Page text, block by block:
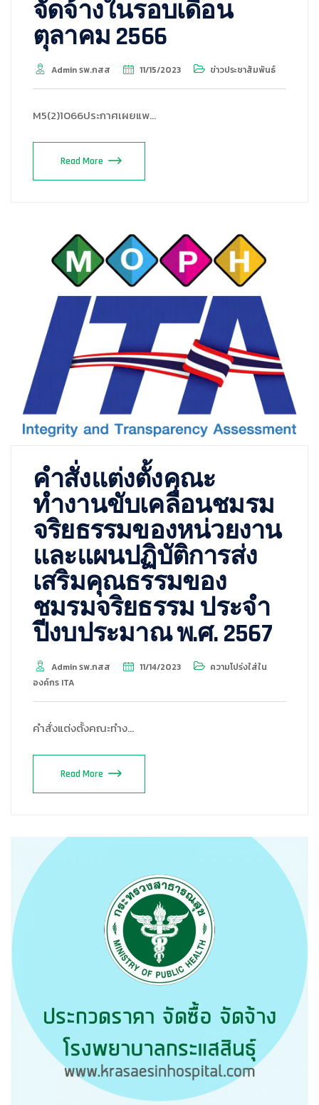
จัดจ้างในรอบเดือน
ตุลาคม 2566
Admin รพ.กสส 11/15/2023 ข่าวประชาสัมพันธ์
M5(2)1066ประกาศเผยแพ…
Read More
คำสั่งแต่งตั้งคณะ
ทำงานขับเคลื่อนชมรม
จริยธรรมของหน่วยงาน
และแผนปฏิบัติการส่ง
เสริมคุณธรรมของ
ชมรมจริยธรรม ประจำ
ปีงบประมาณ พ.ศ. 2567
Admin รพ.กสส 11/14/2023
ความโปร่งใส่ใน
องค์กร ITA
คำสั่งแต่งตั้งคณะทำง…
Read More